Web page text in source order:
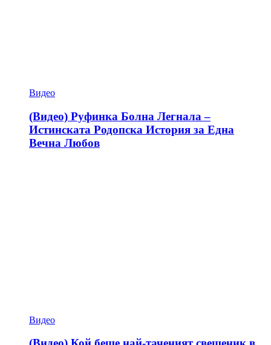
Видео
(Видео) Руфинка Болна Легнала –
Истинската Родопска История за Една
Вечна Любов
Видео